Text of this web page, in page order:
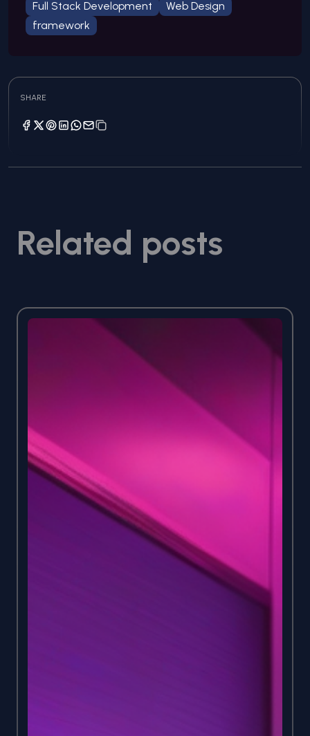
Full Stack Development
Web Design
framework
SHARE
Related posts